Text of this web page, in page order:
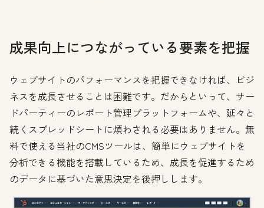
成果向上につながっている要素を把握
ウェブサイトのパフォーマンスを把握できなければ、ビジ
ネスを成長させることは困難です。だからといって、サー
ドパーティーのレポート管理プラットフォームや、延々と
続くスプレッドシートに煩わされる必要はありません。無
料で使える当社のCMSツールは、簡単にウェブサイトを
分析できる機能を搭載しているため、成長を促進するため
のデータに基づいた意思決定を後押しします。